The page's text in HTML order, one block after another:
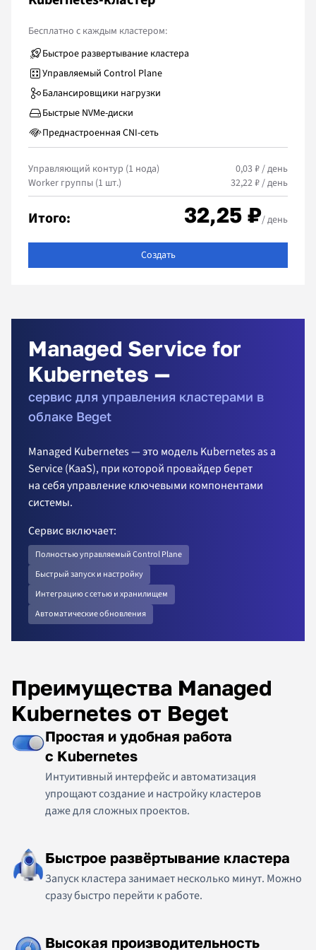
Бесплатно с каждым кластером:
Быстрое развертывание кластера
Управляемый Control Plane
Балансировщики нагрузки
Быстрые NVMe-диски
Преднастроенная CNI-сеть
Управляющий контур (1 нода)
0,03 ₽ / день
Worker группы (1 шт.)
32,22 ₽ / день
Итого: 32,25 ₽/ день
Создать
Managed Service for
Kubernetes —
сервис для управления кластерами в
облаке Beget
Managed Kubernetes — это модель Kubernetes as a
Service (KaaS), при которой провайдер берет
на себя управление ключевыми компонентами
системы.
Сервис включает:
Полностью управляемый Control Plane
Быстрый запуск и настройку
Интеграцию с сетью и хранилищем
Автоматические обновления
Преимущества Managed
Kubernetes от Beget
Простая и удобная работа
c Kubernetes
Интуитивный интерфейс и автоматизация
упрощают создание и настройку кластеров
даже для сложных проектов.
Быстрое развёртывание кластера
Запуск кластера занимает несколько минут. Можно
сразу быстро перейти к работе.
Высокая производительность